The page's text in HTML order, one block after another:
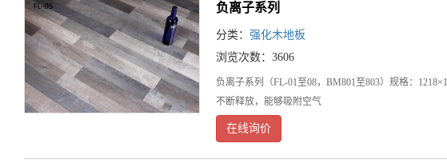
负离子系列
分类： 强化木地板
浏览次数：3606
负离子系列（FL-01至08，BM801至803）规格：
不断释放，能够吸附空气
在线询价